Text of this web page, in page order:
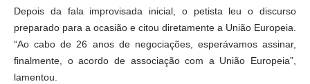
Depois da fala improvisada inicial, o petista leu o discurso
preparado para a ocasião e citou diretamente a União Europeia.
“Ao cabo de 26 anos de negociações, esperávamos assinar,
finalmente, o acordo de associação com a União Europeia”,
lamentou.